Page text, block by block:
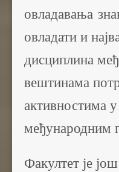
овладавања
овладати и
дисциплина
вештинама
активностима
међународним
Факултет је